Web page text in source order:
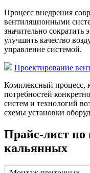
Процесс внедрения
вентиляционными
значительно сократить
улучшить качество
управление системой.
Проектирование
Комплексный процесс,
потребностей
систем и технологий
схемы установки
Прайс-лист по
кальянных